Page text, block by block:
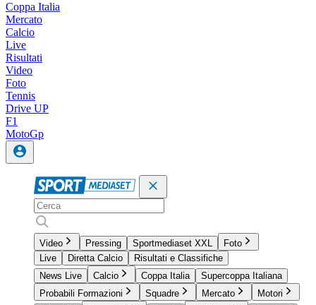
Coppa Italia
Mercato
Calcio
Live
Risultati
Video
Foto
Tennis
Drive UP
F1
MotoGp
Video Pressing Sportmediaset XXL
Foto
Live
Diretta Calcio
Risultati e Classifiche
News Live
Calcio Coppa Italia
Supercoppa Italiana
Probabili Formazioni
Squadre Mercato
Motori